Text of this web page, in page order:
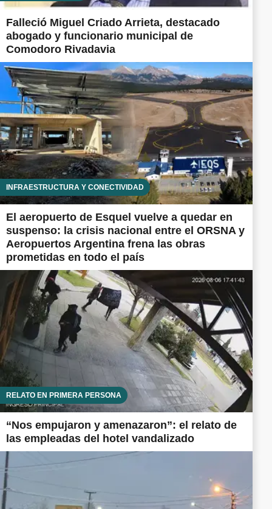
Falleció Miguel Criado Arrieta, destacado
abogado y funcionario municipal de
Comodoro Rivadavia
INFRAESTRUCTURA Y CONECTIVIDAD
El aeropuerto de Esquel vuelve a quedar en
suspenso: la crisis nacional entre el ORSNA y
Aeropuertos Argentina frena las obras
prometidas en todo el país
RELATO EN PRIMERA PERSONA
“Nos empujaron y amenazaron”: el relato de
las empleadas del hotel vandalizado